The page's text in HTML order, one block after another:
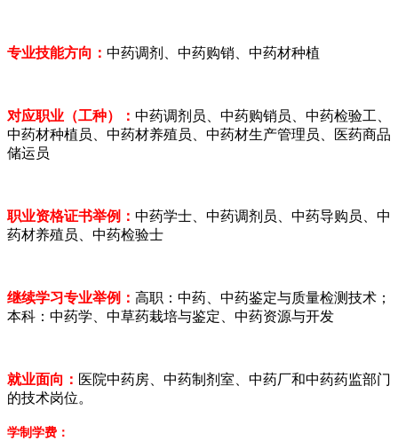
专业技能方向： 中药调剂、中药购销、中药材种植
对应职业（工种）： 中药调剂员、中药购销员、中药检验工、
中药材种植员、中药材养殖员、中药材生产管理员、医药商品
储运员
职业资格证书举例： 中药学士、中药调剂员、中药导购员、中
药材养殖员、中药检验士
继续学习专业举例： 高职：中药、中药鉴定与质量检测技术；
本科：中药学、中草药栽培与鉴定、中药资源与开发
就业面向： 医院中药房、中药制剂室、中药厂和中药药监部门
的技术岗位。
学制学费：